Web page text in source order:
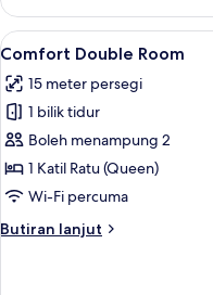
Triple
Room
Lihat
semua
foto
untuk
Comfort
Double
Room
12
Comfort Double Room
15 meter persegi
1 bilik tidur
Boleh menampung 2
1 Katil Ratu (Queen)
Wi-Fi percuma
Butiran lanjut
Butiran